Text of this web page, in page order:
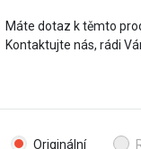
Máte dotaz k těmto
Kontaktujte nás, rádi
Originální